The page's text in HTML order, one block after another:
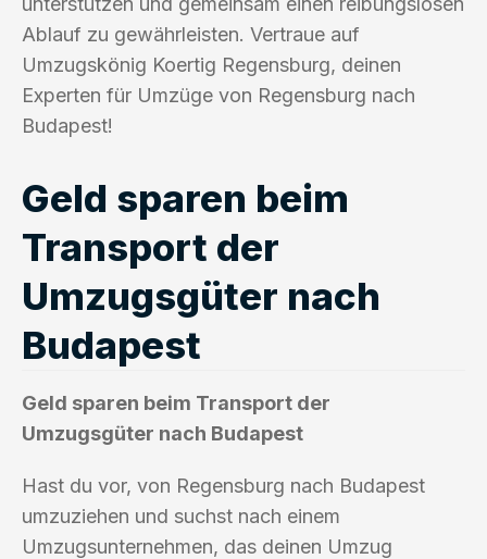
Ablauf zu gewährleisten. Vertraue auf
Umzugskönig Koertig Regensburg, deinen
Experten für Umzüge von Regensburg nach
Budapest!
Geld sparen beim
Transport der
Umzugsgüter nach
Budapest
Geld sparen beim Transport der
Umzugsgüter nach Budapest
Hast du vor, von Regensburg nach Budapest
umzuziehen und suchst nach einem
Umzugsunternehmen, das deinen Umzug